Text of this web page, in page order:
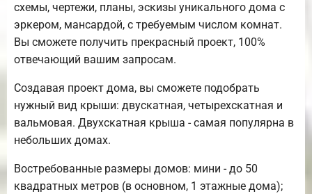
схемы, чертежи, планы, эскизы уникального дома с
эркером, мансардой, с требуемым числом комнат.
Вы сможете получить прекрасный проект, 100%
отвечающий вашим запросам.
Создавая проект дома, вы сможете подобрать
нужный вид крыши: двускатная, четырехскатная и
вальмовая. Двухскатная крыша - самая популярна в
небольших домах.
Востребованные размеры домов: мини - до 50
квадратных метров (в основном, 1 этажные дома);